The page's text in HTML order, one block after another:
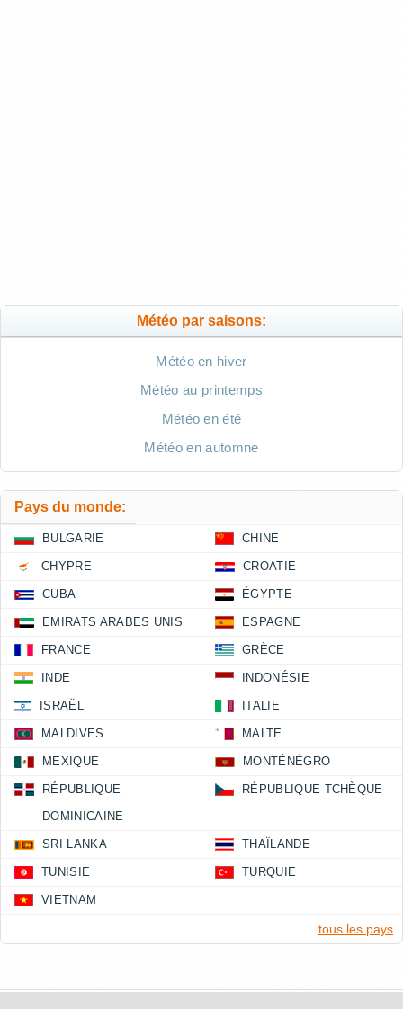
Météo par saisons:
Météo en hiver
Météo au printemps
Météo en été
Météo en automne
Pays du monde:
BULGARIE CHINE
CHYPRE CROATIE
CUBA ÉGYPTE
EMIRATS ARABES UNIS ESPAGNE
FRANCE GRÈCE
INDE INDONÉSIE
ISRAËL ITALIE
MALDIVES MALTE
MEXIQUE MONTÉNÉGRO
RÉPUBLIQUE
DOMINICAINE
RÉPUBLIQUE TCHÈQUE
SRI LANKA THAÏLANDE
TUNISIE TURQUIE
VIETNAM
tous les pays